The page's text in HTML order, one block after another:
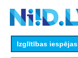
Izglītības iespējas